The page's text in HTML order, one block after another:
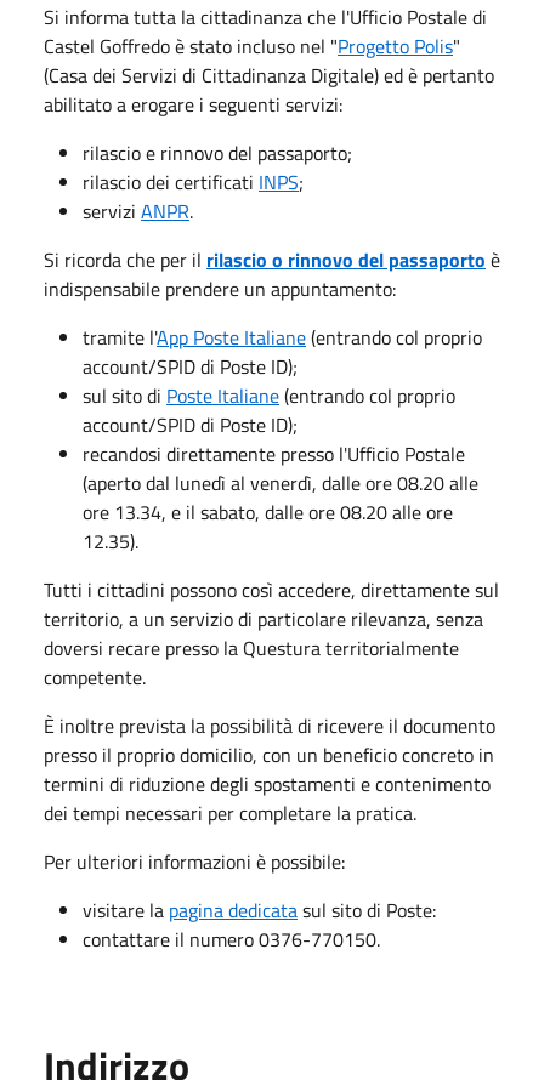
Si informa tutta la cittadinanza che l'Ufficio Postale di
Castel Goffredo è stato incluso nel "Progetto Polis"
(Casa dei Servizi di Cittadinanza Digitale) ed è pertanto
abilitato a erogare i seguenti servizi:
rilascio e rinnovo del passaporto;
rilascio dei certificati INPS;
servizi ANPR.
Si ricorda che per il rilascio o rinnovo del passaporto è
indispensabile prendere un appuntamento:
tramite l'App Poste Italiane(entrando col proprio
account/SPID di Poste ID);
sul sito di Poste Italiane(entrando col proprio
account/SPID di Poste ID);
recandosi direttamente presso l'Ufficio Postale
(aperto dal lunedì al venerdì, dalle ore 08.20 alle
ore 13.34, e il sabato, dalle ore 08.20 alle ore
12.35).
Tutti i cittadini possono così accedere, direttamente sul
territorio, a un servizio di particolare rilevanza, senza
doversi recare presso la Questura territorialmente
competente.
È inoltre prevista la possibilità di ricevere il documento
presso il proprio domicilio, con un beneficio concreto in
termini di riduzione degli spostamenti e contenimento
dei tempi necessari per completare la pratica.
Per ulteriori informazioni è possibile:
visitare la pagina dedicatasul sito di Poste:
contattare il numero 0376-770150.
Indirizzo